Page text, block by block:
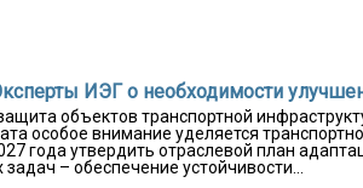
ИЭГ о необходимости
объектов транспортной
особое внимание уделяется
года утвердить отраслевой план
– обеспечение устойчивости...